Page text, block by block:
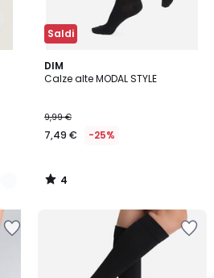
Saldi
DIM
Calze alte MODAL STYLE
9,99 €
7,49 € -25%
4
/
4
/